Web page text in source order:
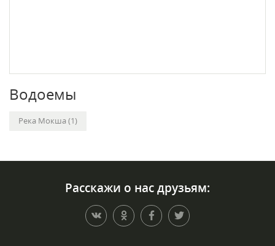
Водоемы
Река Мокша (1)
Расскажи о нас друзьям: